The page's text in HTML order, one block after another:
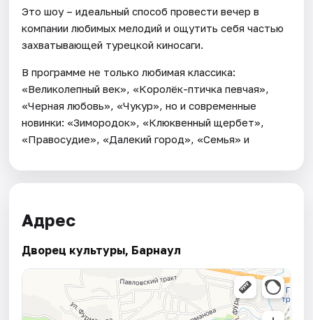
Это шоу – идеальный способ провести вечер в
компании любимых мелодий и ощутить себя частью
захватывающей турецкой киносаги.
В программе не только любимая классика:
«Великолепный век», «Королёк-птичка певчая»,
«Черная любовь», «Чукур», но и современные
новинки: «Зимородок», «Клюквенный щербет»,
«Правосудие», «Далекий город», «Семья» и
Адрес
Дворец культуры, Барнаул